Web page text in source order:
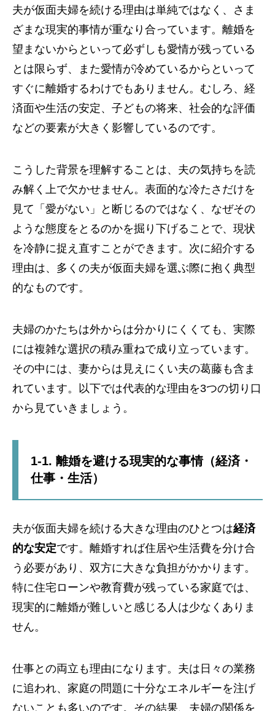
夫が仮面夫婦を続ける理由は単純ではなく、さま
ざまな現実的事情が重なり合っています。離婚を
望まないからといって必ずしも愛情が残っている
とは限らず、また愛情が冷めているからといって
すぐに離婚するわけでもありません。むしろ、経
済面や生活の安定、子どもの将来、社会的な評価
などの要素が大きく影響しているのです。
こうした背景を理解することは、夫の気持ちを読
み解く上で欠かせません。表面的な冷たさだけを
見て「愛がない」と断じるのではなく、なぜその
ような態度をとるのかを掘り下げることで、現状
を冷静に捉え直すことができます。次に紹介する
理由は、多くの夫が仮面夫婦を選ぶ際に抱く典型
的なものです。
夫婦のかたちは外からは分かりにくくても、実際
には複雑な選択の積み重ねで成り立っています。
その中には、妻からは見えにくい夫の葛藤も含ま
れています。以下では代表的な理由を3つの切り口
から見ていきましょう。
1-1. 離婚を避ける現実的な事情（経済・
仕事・生活）
夫が仮面夫婦を続ける大きな理由のひとつは経済
的な安定です。離婚すれば住居や生活費を分け合
う必要があり、双方に大きな負担がかかります。
特に住宅ローンや教育費が残っている家庭では、
現実的に離婚が難しいと感じる人は少なくありま
せん。
仕事との両立も理由になります。夫は日々の業務
に追われ、家庭の問題に十分なエネルギーを注げ
ないことも多いのです。その結果、夫婦の関係を